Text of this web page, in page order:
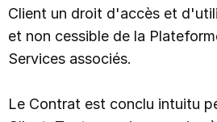
Client un droit d'accès et
et non cessible de la
Services associés.
Le Contrat est conclu intuitu